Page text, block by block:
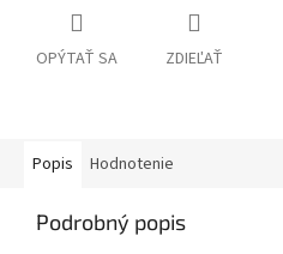
OPÝTAŤ SA ZDIEĽAŤ
Popis Hodnotenie
Podrobný popis